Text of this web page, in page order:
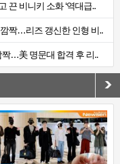
끈 비니키 소화 ‘역대급..
짝…리즈 갱신한 인형 비..
짝…美 명문대 합격 후 리..